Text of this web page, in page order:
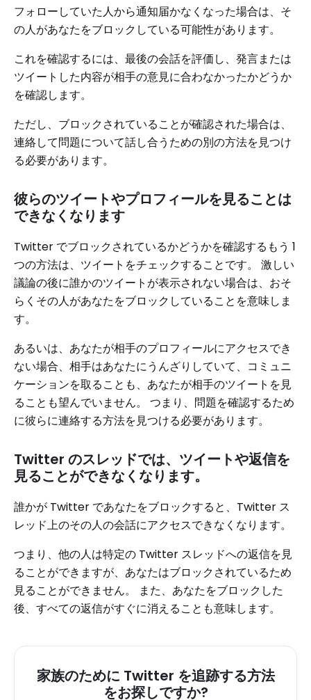
フォローしていた人から通知届かなくなった場合は、そ
の人があなたをブロックしている可能性があります。
これを確認するには、最後の会話を評価し、発言または
ツイートした内容が相手の意見に合わなかったかどうか
を確認します。
ただし、ブロックされていることが確認された場合は、
連絡して問題について話し合うための別の方法を見つけ
る必要があります。
彼らのツイートやプロフィールを見ることは
できなくなります
Twitter でブロックされているかどうかを確認するもう 1
つの方法は、ツイートをチェックすることです。 激しい
議論の後に誰かのツイートが表示されない場合は、おそ
らくその人があなたをブロックしていることを意味しま
す。
あるいは、あなたが相手のプロフィールにアクセスでき
ない場合、相手はあなたにうんざりしていて、コミュニ
ケーションを取ることも、あなたが相手のツイートを見
ることも望んでいません。 つまり、問題を確認するため
に彼らに連絡する方法を見つける必要があります。
Twitter のスレッドでは、ツイートや返信を
見ることができなくなります。
誰かが Twitter であなたをブロックすると、Twitter ス
レッド上のその人の会話にアクセスできなくなります。
つまり、他の人は特定の Twitter スレッドへの返信を見
ることができますが、あなたはブロックされているため
見ることができません。 また、あなたをブロックした
後、すべての返信がすぐに消えることも意味します。
家族のために Twitter を追跡する方法
をお探しですか?